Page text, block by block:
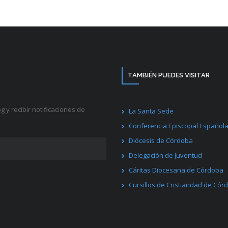
y recibir notificaciones de
TAMBIÉN PUEDES VISITAR
La Santa Sede
Conferencia Episcopal Española
Diócesis de Córdoba
Delegación de Juventud
Cáritas Diocesana de Córdoba
Cursillos de Cristiandad de